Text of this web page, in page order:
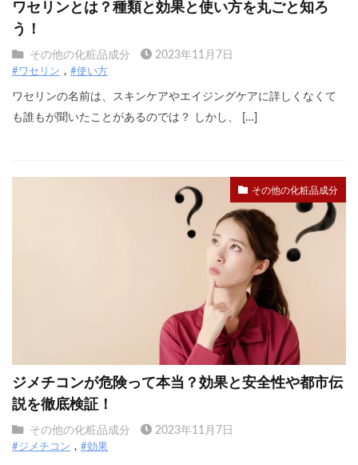
ワセリンとは？種類と効果と使い方を丸ごと知ろ
う！
その他の化粧品成分 2023年11月7日
#ワセリン #使い方
ワセリンの名前は、スキンケアやエイジングケアに詳しくなくて
も誰もが聞いたことがあるのでは？ しかし、 […]
その他の化粧品成分
ジメチコンが危険って本当？効果と安全性や都市伝
説を徹底検証！
その他の化粧品成分 2023年11月7日
#ジメチコン #効果